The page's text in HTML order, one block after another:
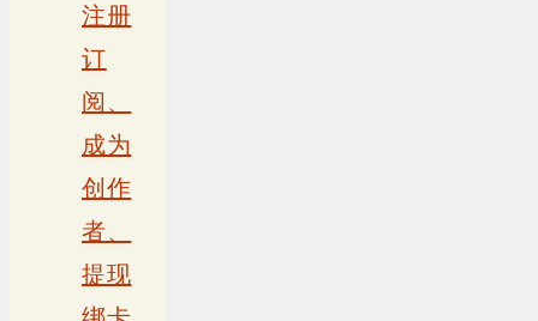
注册
订
阅、
成为
创作
者、
提现